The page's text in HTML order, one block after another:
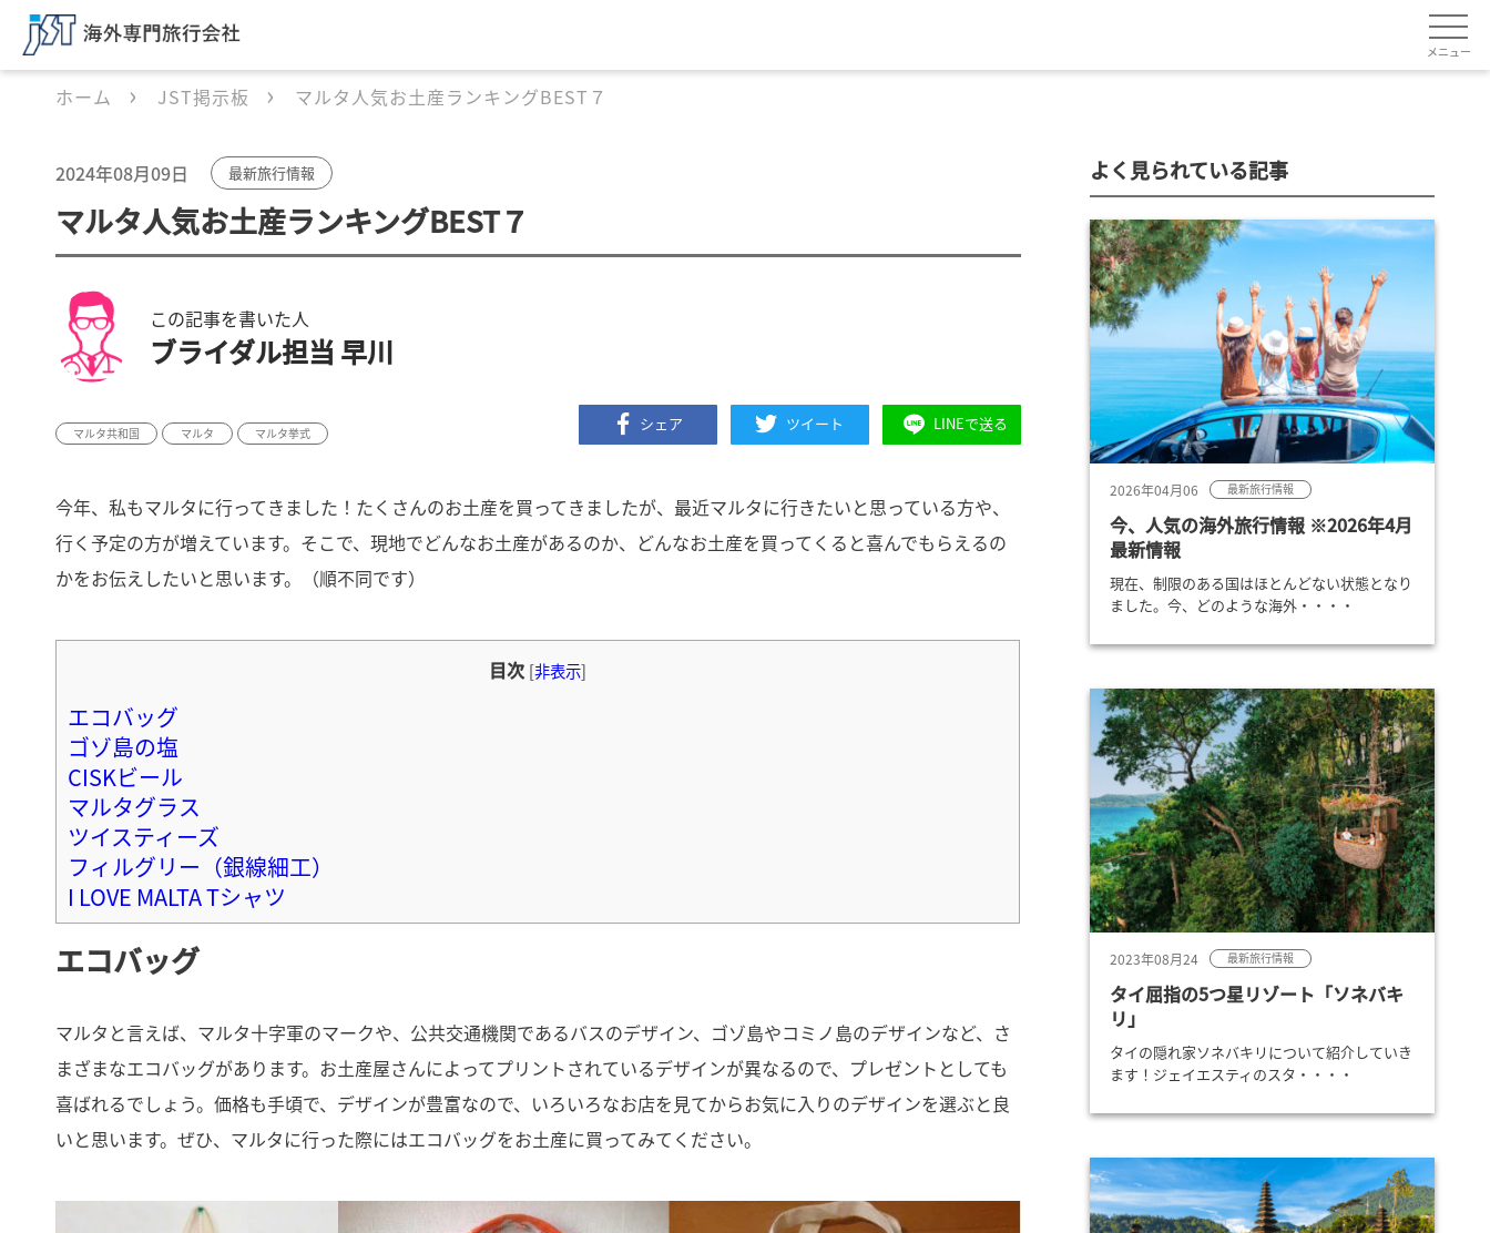
メニュー
ホーム JST掲示板 マルタ人気お土産ランキングBEST７
2024年08月09日 最新旅行情報
マルタ人気お土産ランキングBEST７
この記事を書いた人
ブライダル担当 早川
マルタ共和国 マルタ マルタ挙式 シェア ツイート LINEで送る
今年、私もマルタに行ってきました！たくさんのお土産を買ってきましたが、最近マルタに行きたいと思っている方や、
行く予定の方が増えています。そこで、現地でどんなお土産があるのか、どんなお土産を買ってくると喜んでもらえるの
かをお伝えしたいと思います。（順不同です）
目次 [非表示]
エコバッグ
ゴゾ島の塩
CISKビール
マルタグラス
ツイスティーズ
フィルグリー（銀線細工）
I LOVE MALTA Tシャツ
エコバッグ
マルタと言えば、マルタ十字軍のマークや、公共交通機関であるバスのデザイン、ゴゾ島やコミノ島のデザインなど、さ
まざまなエコバッグがあります。お土産屋さんによってプリントされているデザインが異なるので、プレゼントとしても
喜ばれるでしょう。価格も手頃で、デザインが豊富なので、いろいろなお店を見てからお気に入りのデザインを選ぶと良
いと思います。ぜひ、マルタに行った際にはエコバッグをお土産に買ってみてください。
よく見られている記事
2026年04月06 最新旅行情報
今、人気の海外旅行情報 ※2026年4月
最新情報
現在、制限のある国はほとんどない状態となり
ました。今、どのような海外・・・・
2023年08月24 最新旅行情報
タイ屈指の5つ星リゾート「ソネバキ
リ」
タイの隠れ家ソネバキリについて紹介していき
ます！ジェイエスティのスタ・・・・